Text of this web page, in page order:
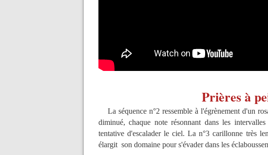
Prières à
La séquence n°2 ressemble à l'égrènement d'un
diminué, chaque note résonnant dans les
tentative d'escalader le ciel. La n°3 carillonne très
élargit son domaine pour s'évader dans les